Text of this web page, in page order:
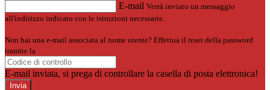
E-mail Verrà inviato un messaggio
all'indirizzo indicato con le istruzioni necessarie.
Non hai una e-mail associata al nome utente? Effettua il reset della password
tramite la
E-mail inviata, si prega di controllare la casella di posta elettronica!